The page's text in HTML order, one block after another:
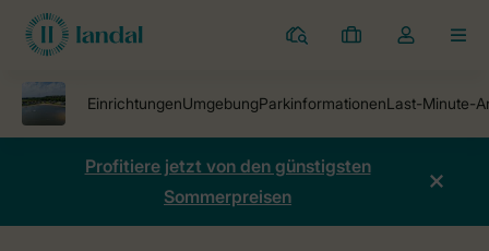
Ferienparks
Meine
Dropdown-
öffnen
Profitiere jetzt von den günstigsten
Sommerpreisen